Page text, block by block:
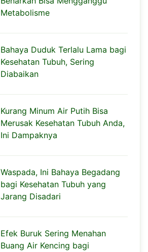
Metabolisme
Bahaya Duduk Terlalu Lama bagi
Kesehatan Tubuh, Sering
Diabaikan
Kurang Minum Air Putih Bisa
Merusak Kesehatan Tubuh Anda,
Ini Dampaknya
Waspada, Ini Bahaya Begadang
bagi Kesehatan Tubuh yang
Jarang Disadari
Efek Buruk Sering Menahan
Buang Air Kencing bagi